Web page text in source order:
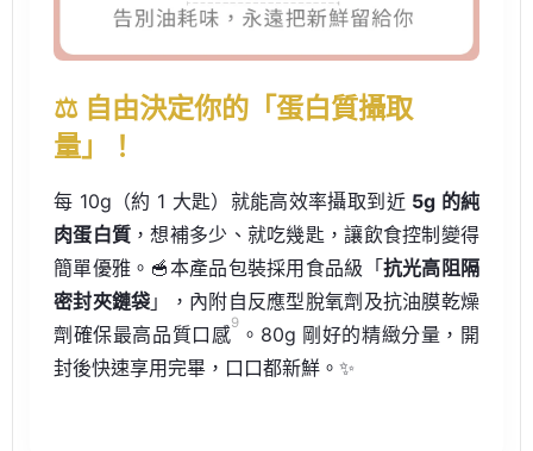
⚖️ 自由決定你的「蛋白質攝取
量」！
每 10g（約 1 大匙）就能高效率攝取到近 5g 的純
肉蛋白質 ，想補多少、就吃幾匙，讓飲食控制變得
簡單優雅。🥣本產品包裝採用食品級「抗光高阻隔
密封夾鏈袋 」，內附自反應型脫氧劑及抗油膜乾燥
劑確保最高品質口感
9
。80g 剛好的精緻分量，開
封後快速享用完畢，口口都新鮮。✨